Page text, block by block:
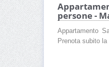
persone -
Appartamento
Prenota subito